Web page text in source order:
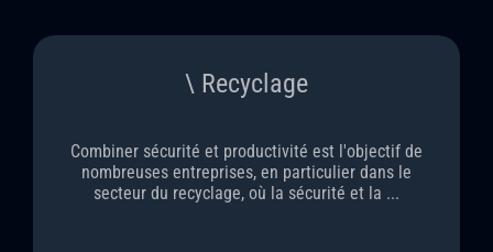
\ Recyclage
Combiner sécurité et productivité est l'objectif de
nombreuses entreprises, en particulier dans le
secteur du recyclage, où la sécurité et la ...